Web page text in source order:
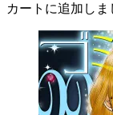
カートに追加しま